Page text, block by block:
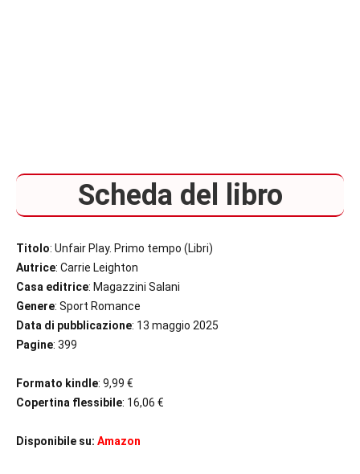
Scheda del libro
Titolo: Unfair Play. Primo tempo (Libri)
Autrice: Carrie Leighton
Casa editrice: Magazzini Salani
Genere: Sport Romance
Data di pubblicazione: 13 maggio 2025
Pagine: 399
Formato kindle: 9,99 €
Copertina flessibile: 16,06 €
Disponibile su: Amazon